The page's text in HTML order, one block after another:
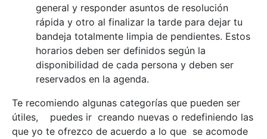
general y responder asuntos de resolución
rápida y otro al finalizar la tarde para dejar tu
bandeja totalmente limpia de pendientes. Estos
horarios deben ser definidos según la
disponibilidad de cada persona y deben ser
reservados en la agenda.
Te recomiendo algunas categorías que pueden ser
útiles, puedes ir creando nuevas o redefiniendo las
que yo te ofrezco de acuerdo a lo que se acomode